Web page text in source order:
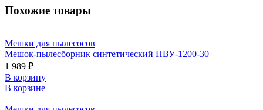
Похожие товары
Мешки для пылесосов
Мешок-пылесборник синтетический ПВУ-1200-30
1 989 ₽
В корзину
В корзине